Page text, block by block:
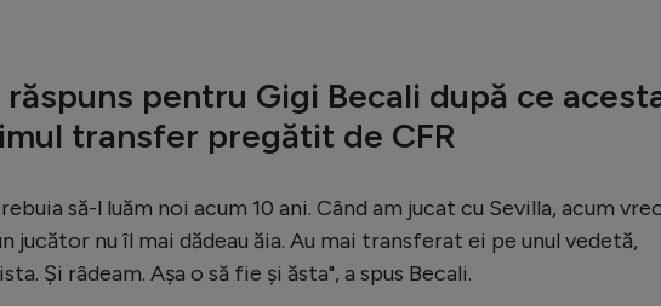
răspuns pentru Gigi Becali după ce
transfer pregătit de CFR
să-l luăm noi acum 10 ani. Când am jucat cu Sevilla, acum
jucător nu îl mai dădeau ăia. Au mai transferat ei pe unul vedetă,
Și râdeam. Așa o să fie și ăsta", a spus Becali.